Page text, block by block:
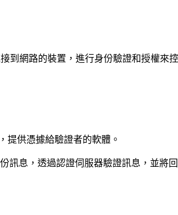
到網路的裝置，進行身份驗證和授權來
提供憑據給驗證者的軟體。
訊息，透過認證伺服器驗證訊息，並將